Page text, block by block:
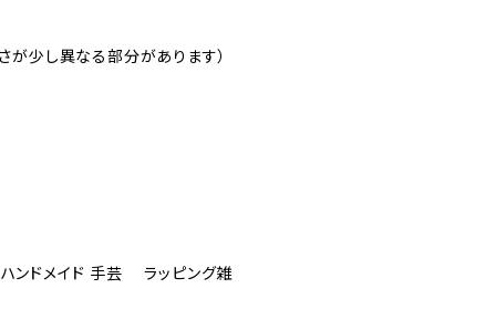
が少し異なる部分があります）
ドメイド 手芸 ラッピング雑